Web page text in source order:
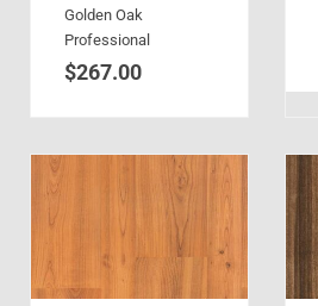
Golden Oak
Professional
$267.00